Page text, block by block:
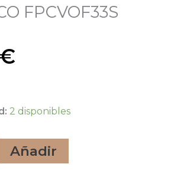
FPCVOF33S
€
2 disponibles
Añadir